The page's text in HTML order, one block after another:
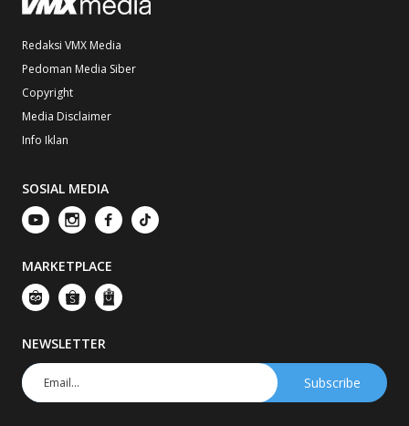
Redaksi VMX Media
Pedoman Media Siber
Copyright
Media Disclaimer
Info Iklan
SOSIAL MEDIA
MARKETPLACE
NEWSLETTER